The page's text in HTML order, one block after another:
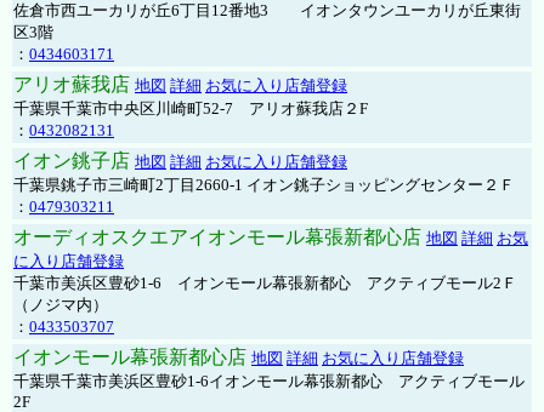
佐倉市西ユーカリが丘6丁目12番地3 イオンタウンユーカリが丘東街
区3階
： 0434603171
アリオ蘇我店 地図 詳細 お気に入り店舗登録
千葉県千葉市中央区川崎町52-7 アリオ蘇我店２F
： 0432082131
イオン銚子店 地図 詳細 お気に入り店舗登録
千葉県銚子市三崎町2丁目2660-1 イオン銚子ショッピングセンター２Ｆ
： 0479303211
オーディオスクエアイオンモール幕張新都心店 地図 詳細 お気
に入り店舗登録
千葉市美浜区豊砂1-6 イオンモール幕張新都心 アクティブモール2Ｆ
（ノジマ内）
： 0433503707
イオンモール幕張新都心店 地図 詳細 お気に入り店舗登録
千葉県千葉市美浜区豊砂1-6イオンモール幕張新都心 アクティブモール
2F